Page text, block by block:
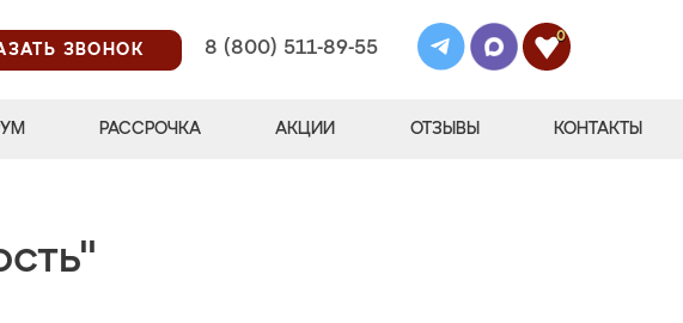
ЗВОНОК
8 (800) 511-89-55
0
РАССРОЧКА АКЦИИ ОТЗЫВЫ КОНТАКТЫ